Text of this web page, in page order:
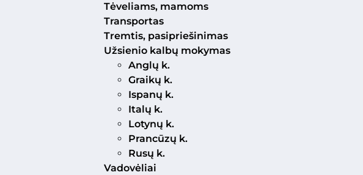
Tėveliams, mamoms
Transportas
Tremtis, pasipriešinimas
Užsienio kalbų mokymas
Anglų k.
Graikų k.
Ispanų k.
Italų k.
Lotynų k.
Prancūzų k.
Rusų k.
Vadovėliai